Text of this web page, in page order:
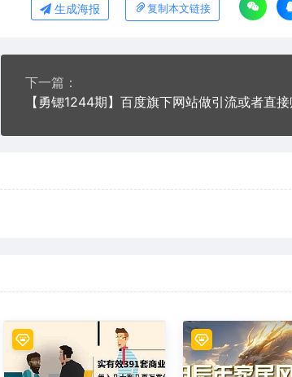
生成海报 复制本文链接
下一篇：